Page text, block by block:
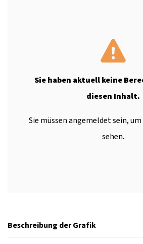
Sie haben aktuell keine
diesen Inhalt.
Sie müssen angemeldet sein,
sehen.
Beschreibung der Grafik